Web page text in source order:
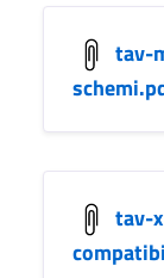
tav-
tav-